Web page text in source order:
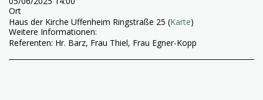
Ort
Haus der Kirche Uffenheim Ringstraße 25 (Karte)
Weitere Informationen:
Referenten: Hr. Barz, Frau Thiel, Frau Egner-Kopp